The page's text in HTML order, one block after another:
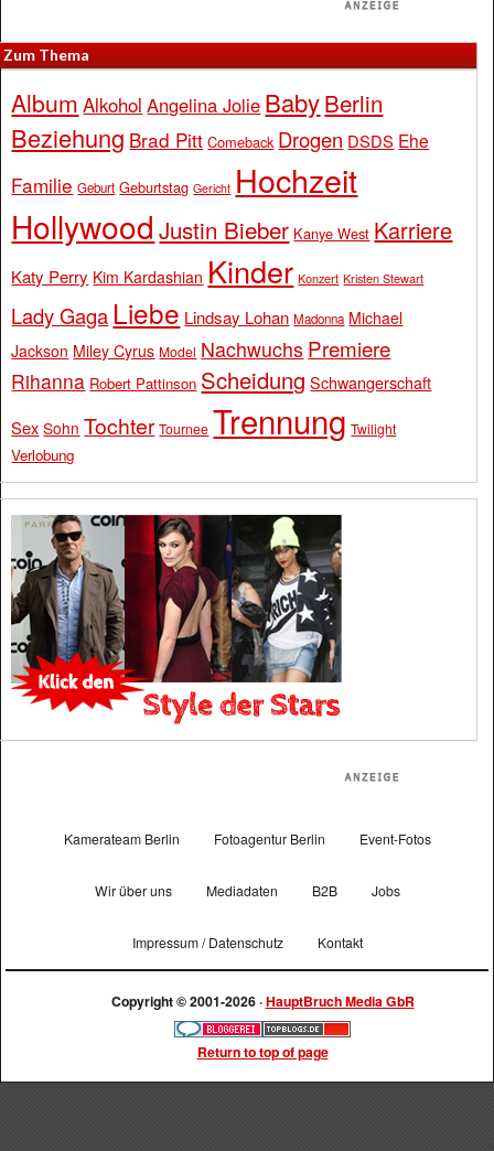
Zum Thema
Album Alkohol Angelina Jolie BabyBerlin
Beziehung Brad Pitt Comeback Drogen DSDS Ehe
Familie Geburt Geburtstag Gericht Hochzeit
Hollywood Justin Bieber Kanye West Karriere
Katy Perry Kim Kardashian Kinder Konzert Kristen Stewart
Lady Gaga Liebe Lindsay Lohan Madonna Michael
Jackson Miley Cyrus Model Nachwuchs Premiere
Rihanna Robert Pattinson Scheidung Schwangerschaft
Sex Sohn Tochter Tournee Trennung Twilight
Verlobung
Kamerateam Berlin Fotoagentur Berlin Event-Fotos
Wir über uns Mediadaten B2B Jobs
Impressum / Datenschutz Kontakt
Copyright © 2001-2026 ·HauptBruch Media GbR
Return to top of page